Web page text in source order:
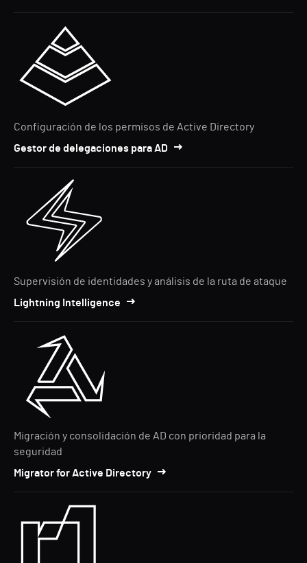
Configuración de los permisos de Active Directory
Gestor de delegaciones para AD
Supervisión de identidades y análisis de la ruta de ataque
Lightning Intelligence
Migración y consolidación de AD con prioridad para la
seguridad
Migrator for Active Directory